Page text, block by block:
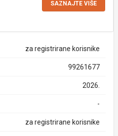
SAZNAJTE VIŠE
za registrirane korisnike
99261677
2026.
-
za registrirane korisnike